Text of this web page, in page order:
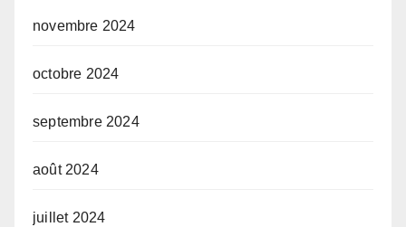
novembre 2024
octobre 2024
septembre 2024
août 2024
juillet 2024